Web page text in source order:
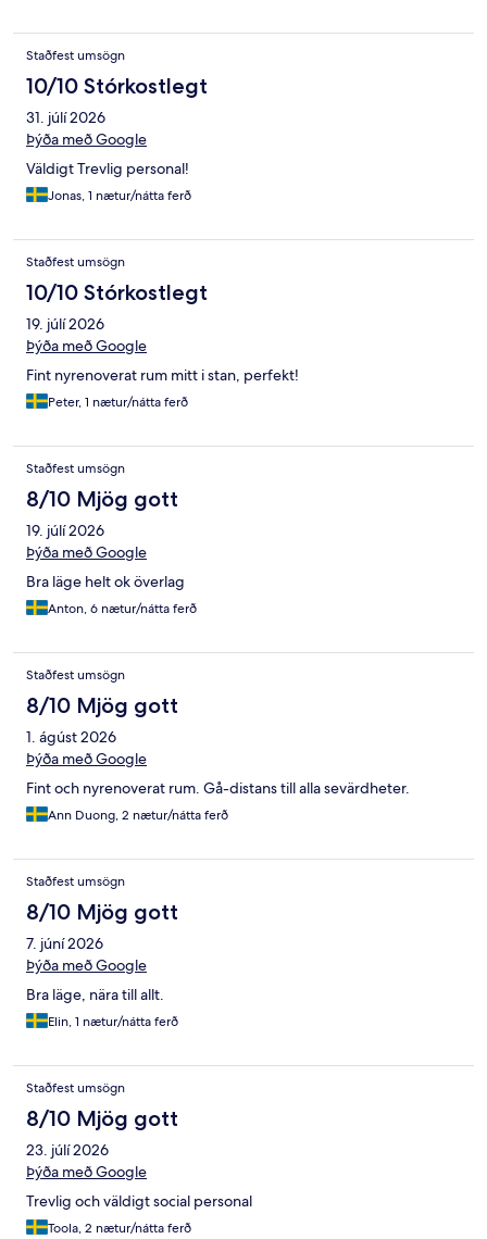
Staðfest umsögn
10/10 Stórkostlegt
31. júlí 2026
Þýða með Google
Väldigt Trevlig personal!
Jonas, 1 nætur/nátta ferð
Staðfest umsögn
10/10 Stórkostlegt
19. júlí 2026
Þýða með Google
Fint nyrenoverat rum mitt i stan, perfekt!
Peter, 1 nætur/nátta ferð
Staðfest umsögn
8/10 Mjög gott
19. júlí 2026
Þýða með Google
Bra läge helt ok överlag
Anton, 6 nætur/nátta ferð
Staðfest umsögn
8/10 Mjög gott
1. ágúst 2026
Þýða með Google
Fint och nyrenoverat rum. Gå-distans till alla sevärdheter.
Ann Duong, 2 nætur/nátta ferð
Staðfest umsögn
8/10 Mjög gott
7. júní 2026
Þýða með Google
Bra läge, nära till allt.
Elin, 1 nætur/nátta ferð
Staðfest umsögn
8/10 Mjög gott
23. júlí 2026
Þýða með Google
Trevlig och väldigt social personal
Toola, 2 nætur/nátta ferð